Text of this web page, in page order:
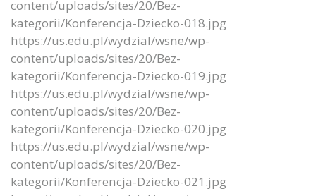
content/uploads/sites/20/Bez-
kategorii/Konferencja-Dziecko-018.jpg
https://us.edu.pl/wydzial/wsne/wp-
content/uploads/sites/20/Bez-
kategorii/Konferencja-Dziecko-019.jpg
https://us.edu.pl/wydzial/wsne/wp-
content/uploads/sites/20/Bez-
kategorii/Konferencja-Dziecko-020.jpg
https://us.edu.pl/wydzial/wsne/wp-
content/uploads/sites/20/Bez-
kategorii/Konferencja-Dziecko-021.jpg